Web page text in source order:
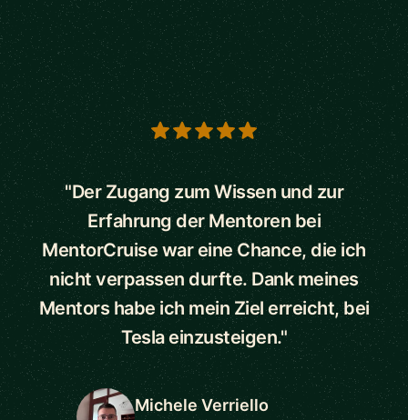
5 out of 5 stars
"Der Zugang zum Wissen und zur
Erfahrung der Mentoren bei
MentorCruise war eine Chance, die ich
nicht verpassen durfte. Dank meines
Mentors habe ich mein Ziel erreicht, bei
Tesla einzusteigen."
Michele Verriello